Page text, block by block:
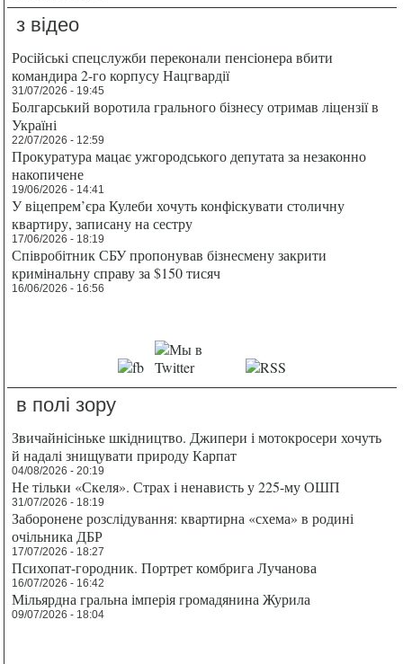
з відео
Російські спецслужби переконали пенсіонера вбити
командира 2-го корпусу Нацгвардії
31/07/2026 - 19:45
Болгарський воротила грального бізнесу отримав ліцензії в
Україні
22/07/2026 - 12:59
Прокуратура мацає ужгородського депутата за незаконно
накопичене
19/06/2026 - 14:41
У віцепрем’єра Кулеби хочуть конфіскувати столичну
квартиру, записану на сестру
17/06/2026 - 18:19
Співробітник СБУ пропонував бізнесмену закрити
кримінальну справу за $150 тисяч
16/06/2026 - 16:56
в полі зору
Звичайнісіньке шкідництво. Джипери і мотокросери хочуть
й надалі знищувати природу Карпат
04/08/2026 - 20:19
Не тільки «Скеля». Страх і ненависть у 225-му ОШП
31/07/2026 - 18:19
Заборонене розслідування: квартирна «схема» в родині
очільника ДБР
17/07/2026 - 18:27
Психопат-городник. Портрет комбрига Лучанова
16/07/2026 - 16:42
Мільярдна гральна імперія громадянина Журила
09/07/2026 - 18:04